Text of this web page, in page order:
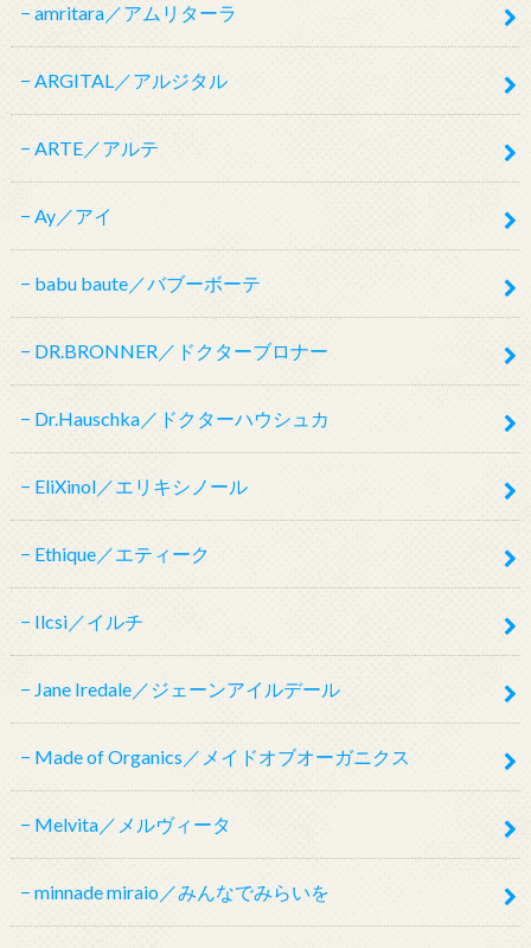
amritara／アムリターラ
ARGITAL／アルジタル
ARTE／アルテ
Ay／アイ
babu baute／バブーボーテ
DR.BRONNER／ドクターブロナー
Dr.Hauschka／ドクターハウシュカ
EliXinol／エリキシノール
Ethique／エティーク
Ilcsi／イルチ
Jane Iredale／ジェーンアイルデール
Made of Organics／メイドオブオーガニクス
Melvita／メルヴィータ
minnade miraio／みんなでみらいを